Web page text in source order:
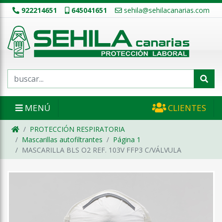
922214651 645041651 sehila@sehilacanarias.com
MENÚ CLIENTES
PROTECCIÓN RESPIRATORIA
Mascarillas autofiltrantes
Página 1
MASCARILLA BLS O2 REF. 103V FFP3 C/VÁLVULA